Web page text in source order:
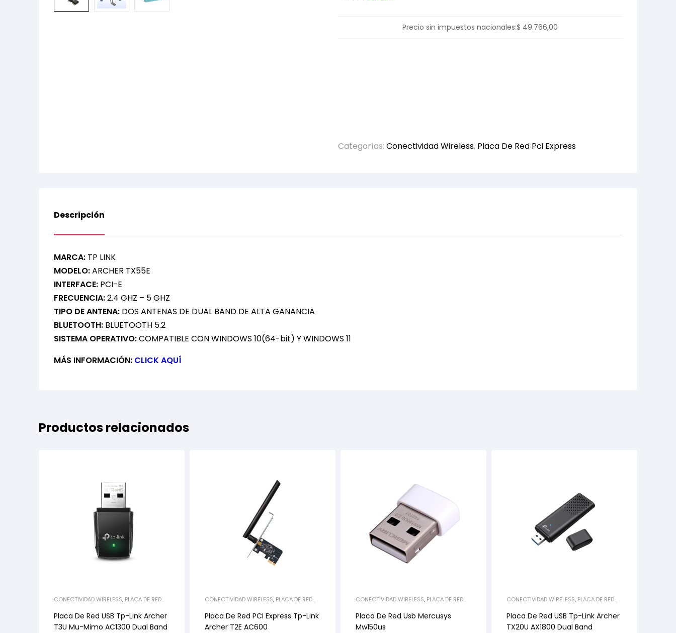
Precio sin impuestos nacionales:$ 49.766,00
Categorías: Conectividad Wireless, Placa De Red Pci Express
Descripción
MARCA: TP LINK
MODELO:ARCHER TX55E
INTERFACE: PCI-E
FRECUENCIA:2.4 GHZ – 5 GHZ
TIPO DE ANTENA: DOS ANTENAS DE DUAL BAND DE ALTA GANANCIA
BLUETOOTH: BLUETOOTH 5.2
SISTEMA OPERATIVO:COMPATIBLE CON WINDOWS 10(64-bit) Y WINDOWS 11
MÁS INFORMACIÓN: CLICK AQUÍ
Productos relacionados
CONECTIVIDAD WIRELESS, PLACA DE RED
Placa De Red USB Tp-Link Archer
T3U Mu-Mimo AC1300 Dual Band
CONECTIVIDAD WIRELESS, PLACA DE RED
Placa De Red PCI Express Tp-Link
Archer T2E AC600
CONECTIVIDAD WIRELESS, PLACA DE RED
Placa De Red Usb Mercusys
Mw150us
CONECTIVIDAD WIRELESS, PLACA DE RED
Placa De Red USB Tp-Link Archer
TX20U AX1800 Dual Band